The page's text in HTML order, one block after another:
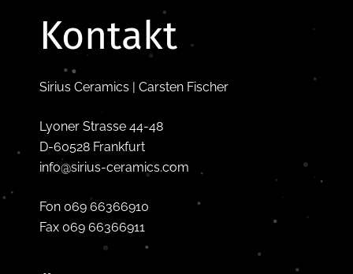
Kontakt
Sirius Ceramics | Carsten Fischer
Lyoner Strasse 44-48
D-60528 Frankfurt
info@sirius-ceramics.com
Fon 069 66366910
Fax 069 66366911